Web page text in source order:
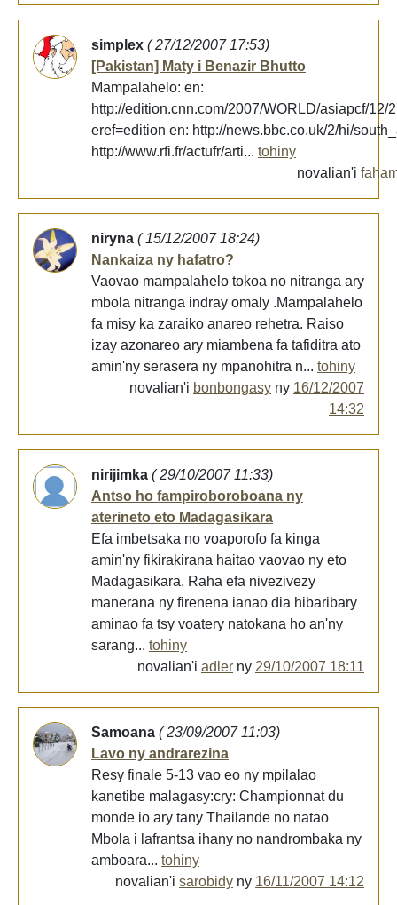
simplex ( 27/12/2007 17:53)
[Pakistan] Maty i Benazir Bhutto
Mampalahelo: en:
http://edition.cnn.com/2007/WORLD/asiapcf/12/
eref=edition en: http://news.bbc.co.uk/2/hi/
http://www.rfi.fr/actufr/arti... tohiny
novalian'i
niryna ( 15/12/2007 18:24)
Nankaiza ny hafatro?
Vaovao mampalahelo tokoa no nitranga ary
mbola nitranga indray omaly .Mampalahelo
fa misy ka zaraiko anareo rehetra. Raiso
izay azonareo ary miambena fa tafiditra ato
amin'ny serasera ny mpanohitra n... tohiny
novalian'i bonbongasy ny 16/12/2007
14:32
nirijimka ( 29/10/2007 11:33)
Antso ho fampiroboroboana ny
aterineto eto Madagasikara
Efa imbetsaka no voaporofo fa kinga
amin'ny fikirakirana haitao vaovao ny eto
Madagasikara. Raha efa nivezivezy
manerana ny firenena ianao dia hibaribary
aminao fa tsy voatery natokana ho an'ny
sarang... tohiny
novalian'i adler ny 29/10/2007 18:11
Samoana ( 23/09/2007 11:03)
Lavo ny andrarezina
Resy finale 5-13 vao eo ny mpilalao
kanetibe malagasy:cry: Championnat du
monde io ary tany Thailande no natao
Mbola i lafrantsa ihany no nandrombaka ny
amboara... tohiny
novalian'i sarobidy ny 16/11/2007 14:12